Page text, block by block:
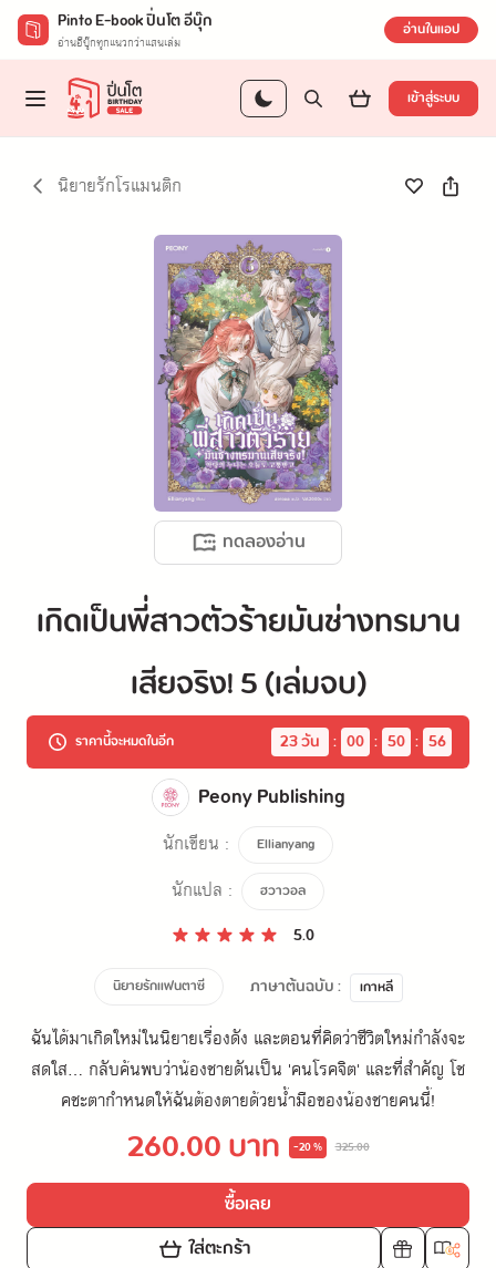
Pinto E-book ปิ่นโต อีบุ๊ก
อ่านอีบุ๊กทุกแนวกว่าแสนเล่ม อ่านในแอป
เข้าสู่ระบบ
นิยายรักโรแมนติก
ทดลองอ่าน
เกิดเป็นพี่สาวตัวร้ายมันช่างทรมาน
เสียจริง! 5 (เล่มจบ)
ราคานี้จะหมดในอีก 23 วัน : 00 : 50 : 56
Peony Publishing
นักเขียน : Ellianyang
นักแปล : ฮวาวอล
5.0
นิยายรักแฟนตาซี ภาษาต้นฉบับ : เกาหลี
ฉันได้มาเกิดใหม่ในนิยายเรื่องดัง และตอนที่คิดว่าชีวิตใหม่กำลังจะ
สดใส... กลับค้นพบว่าน้องชายดันเป็น 'คนโรคจิต' และที่สำคัญ โช
คชะตากำหนดให้ฉันต้องตายด้วยน้ำมือของน้องชายคนนี้!
260.00 บาท -20 % 325.00
ซื้อเลย
ใส่ตะกร้า